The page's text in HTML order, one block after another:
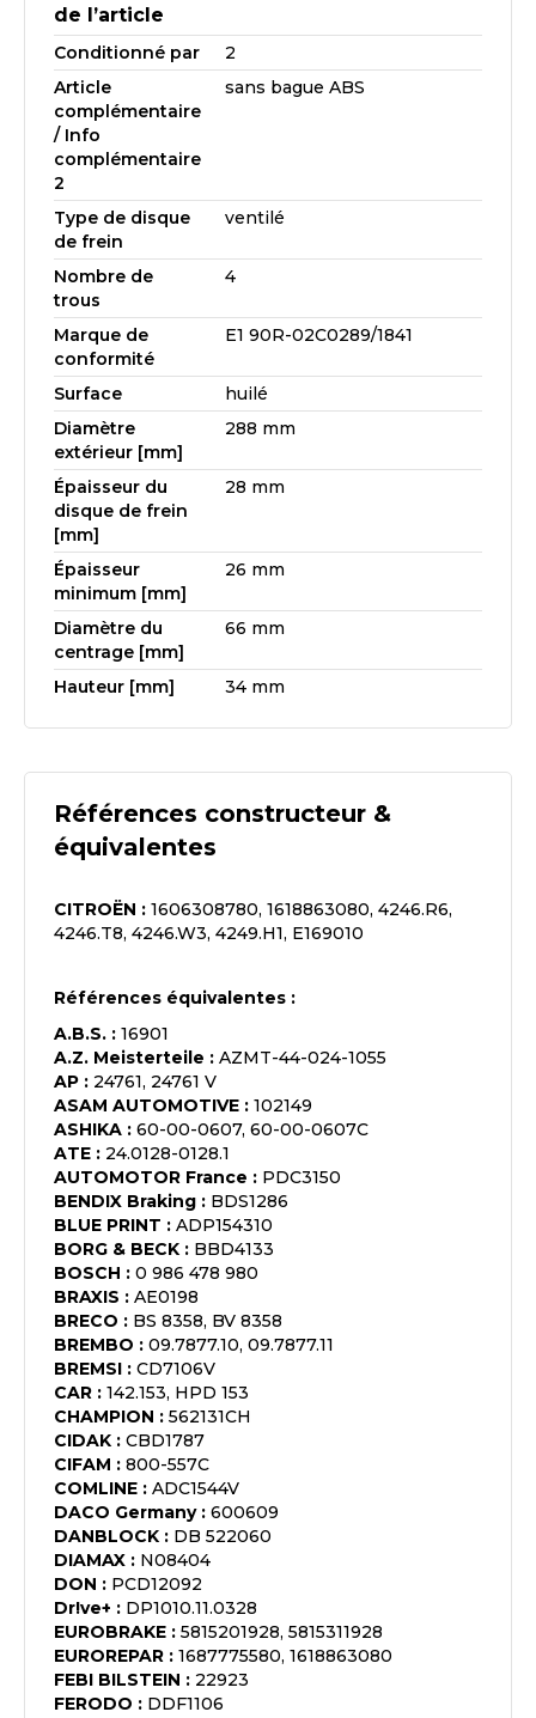
de l’article
Conditionné par
2
Article
complémentaire
/ Info
complémentaire
2
sans bague ABS
Type de disque
de frein
ventilé
Nombre de
trous
4
Marque de
conformité
E1 90R-02C0289/1841
Surface
huilé
Diamètre
extérieur [mm]
288 mm
Épaisseur du
disque de frein
[mm]
28 mm
Épaisseur
minimum [mm]
26 mm
Diamètre du
centrage [mm]
66 mm
Hauteur [mm] 34 mm
Références constructeur &
équivalentes
CITROËN : 1606308780, 1618863080, 4246.R6,
4246.T8, 4246.W3, 4249.H1, E169010
Références équivalentes :
A.B.S. : 16901
A.Z. Meisterteile : AZMT-44-024-1055
AP : 24761, 24761 V
ASAM AUTOMOTIVE : 102149
ASHIKA : 60-00-0607, 60-00-0607C
ATE : 24.0128-0128.1
AUTOMOTOR France : PDC3150
BENDIX Braking : BDS1286
BLUE PRINT : ADP154310
BORG & BECK : BBD4133
BOSCH : 0 986 478 980
BRAXIS : AE0198
BRECO : BS 8358, BV 8358
BREMBO : 09.7877.10, 09.7877.11
BREMSI : CD7106V
CAR : 142.153, HPD 153
CHAMPION : 562131CH
CIDAK : CBD1787
CIFAM : 800-557C
COMLINE : ADC1544V
DACO Germany: 600609
DANBLOCK : DB 522060
DIAMAX : N08404
DON : PCD12092
Dr!ve+ : DP1010.11.0328
EUROBRAKE : 5815201928, 5815311928
EUROREPAR : 1687775580, 1618863080
FEBI BILSTEIN : 22923
FERODO : DDF1106